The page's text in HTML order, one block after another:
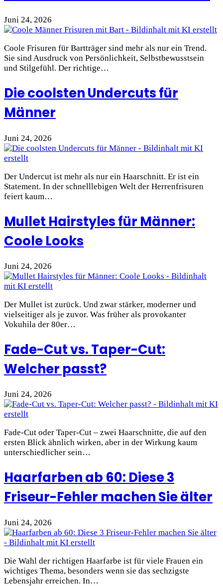
Juni 24, 2026
Coole Frisuren für Bartträger sind mehr als nur ein Trend.
Sie sind Ausdruck von Persönlichkeit, Selbstbewusstsein
und Stilgefühl. Der richtige…
Die coolsten Undercuts für
Männer
Juni 24, 2026
Der Undercut ist mehr als nur ein Haarschnitt. Er ist ein
Statement. In der schnelllebigen Welt der Herrenfrisuren
feiert kaum…
Mullet Hairstyles für Männer:
Coole Looks
Juni 24, 2026
Der Mullet ist zurück. Und zwar stärker, moderner und
vielseitiger als je zuvor. Was früher als provokanter
Vokuhila der 80er…
Fade-Cut vs. Taper-Cut:
Welcher passt?
Juni 24, 2026
Fade-Cut oder Taper-Cut – zwei Haarschnitte, die auf den
ersten Blick ähnlich wirken, aber in der Wirkung kaum
unterschiedlicher sein…
Haarfarben ab 60: Diese 3
Friseur-Fehler machen Sie älter
Juni 24, 2026
Die Wahl der richtigen Haarfarbe ist für viele Frauen ein
wichtiges Thema, besonders wenn sie das sechzigste
Lebensjahr erreichen. In…